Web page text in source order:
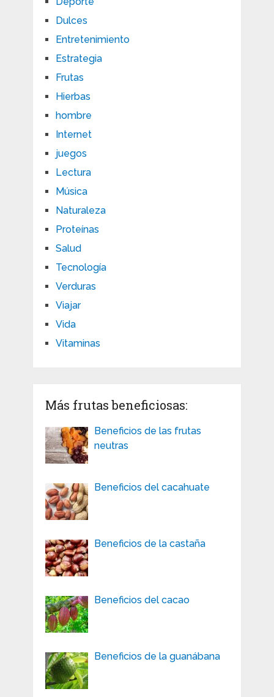
Dulces
Entretenimiento
Estrategia
Frutas
Hierbas
hombre
Internet
juegos
Lectura
Música
Naturaleza
Proteínas
Salud
Tecnología
Verduras
Viajar
Vida
Vitaminas
Más frutas beneficiosas:
Beneficios de las frutas
neutras
Beneficios del cacahuate
Beneficios de la castaña
Beneficios del cacao
Beneficios de la guanábana